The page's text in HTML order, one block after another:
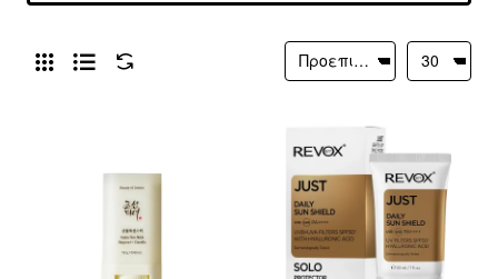
Λιπαρότητα &